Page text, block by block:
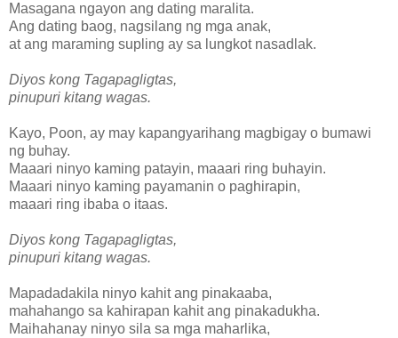
Masagana ngayon ang dating maralita.
Ang dating baog, nagsilang ng mga anak,
at ang maraming supling ay sa lungkot nasadlak.
Diyos kong Tagapagligtas,
pinupuri kitang wagas.
Kayo, Poon, ay may kapangyarihang magbigay o bumawi
ng buhay.
Maaari ninyo kaming patayin, maaari ring buhayin.
Maaari ninyo kaming payamanin o paghirapin,
maaari ring ibaba o itaas.
Diyos kong Tagapagligtas,
pinupuri kitang wagas.
Mapadadakila ninyo kahit ang pinakaaba,
mahahango sa kahirapan kahit ang pinakadukha.
Maihahanay ninyo sila sa mga maharlika,